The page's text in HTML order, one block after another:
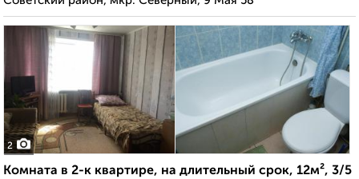
2
Комната в 2-к квартире, на длительный срок, 12м², 3/5